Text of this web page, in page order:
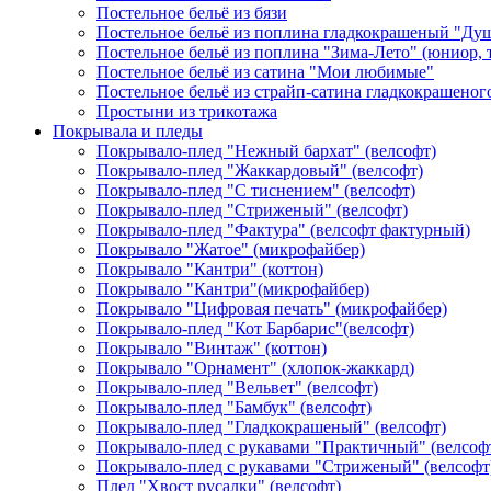
Постельное бельё из бязи
Постельное бельё из поплина гладкокрашеный
Постельное бельё из поплина "Зима-Лето" (юниор,
Постельное бельё из сатина "Мои любимые"
Постельное бельё из страйп-сатина
Простыни из трикотажа
Покрывала и пледы
Покрывало-плед "Нежный бархат" (велсофт)
Покрывало-плед "Жаккардовый" (велсофт)
Покрывало-плед "С тиснением" (велсофт)
Покрывало-плед "Стриженый" (велсофт)
Покрывало-плед "Фактура" (велсофт фактурный)
Покрывало "Жатое" (микрофайбер)
Покрывало "Кантри" (коттон)
Покрывало "Кантри"(микрофайбер)
Покрывало "Цифровая печать" (микрофайбер)
Покрывало-плед "Кот Барбарис"(велсофт)
Покрывало "Винтаж" (коттон)
Покрывало "Орнамент" (хлопок-жаккард)
Покрывало-плед "Вельвет" (велсофт)
Покрывало-плед "Бамбук" (велсофт)
Покрывало-плед "Гладкокрашеный" (велсофт)
Покрывало-плед с рукавами "Практичный"
Покрывало-плед с рукавами "Стриженый"
Плед "Хвост русалки" (велсофт)